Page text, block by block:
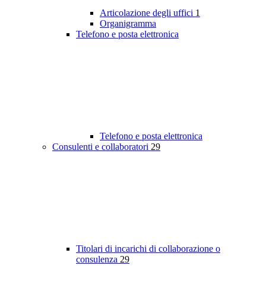
Articolazione degli uffici 1
Organigramma
Telefono e posta elettronica
Telefono e posta elettronica
Consulenti e collaboratori 29
Titolari di incarichi di collaborazione o
consulenza 29